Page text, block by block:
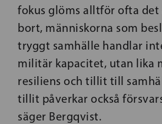
fokus glöms alltför ofta
bort, människorna som
tryggt samhälle handlar
militär kapacitet, utan lika
resiliens och tillit till
tillit påverkar också
säger Bergqvist.